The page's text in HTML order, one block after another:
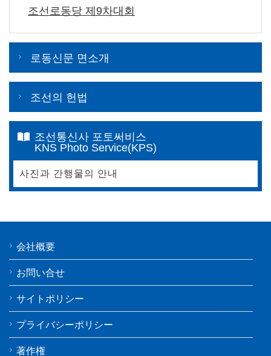
조선로동당 제9차대회
로동신문 면소개
조선의 헌법
조선통신사 포토써비스
KNS Photo Service(KPS)
사진과 간행물의 안내
会社概要
お問い合せ
サイトポリシー
プライバシーポリシー
著作権